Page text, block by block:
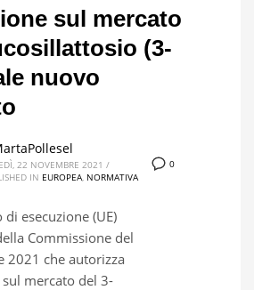
sul mercato
(3-
nuovo
0
22 NOVEMBRE 2021 /
IN EUROPEA, NORMATIVA
di esecuzione (UE)
Commissione del
2021 che autorizza
sul mercato del 3-